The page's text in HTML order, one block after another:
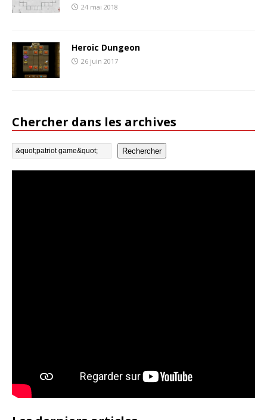
24 mai 2018
Heroic Dungeon
26 juin 2017
Chercher dans les archives
Rechercher